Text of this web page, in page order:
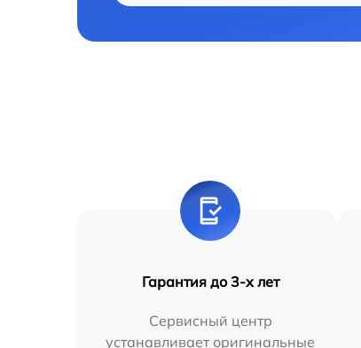
Гарантия до 3-х лет
Сервисный центр
устанавливает оригинальные